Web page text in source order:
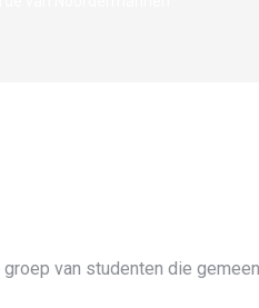
van studenten die